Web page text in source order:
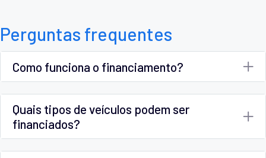
Perguntas frequentes
Como funciona o financiamento?
Quais tipos de veículos podem ser
financiados?